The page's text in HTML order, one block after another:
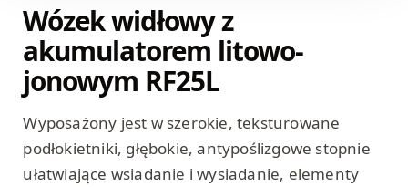
Wózek widłowy z
akumulatorem litowo-
jonowym RF25L
Wyposażony jest w szerokie, teksturowane
podłokietniki, głębokie, antypoślizgowe stopnie
ułatwiające wsiadanie i wysiadanie, elementy